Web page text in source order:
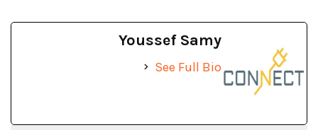
Youssef Samy
See Full Bio